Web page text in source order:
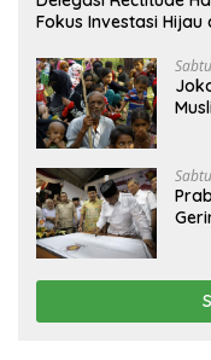
Fokus Investasi